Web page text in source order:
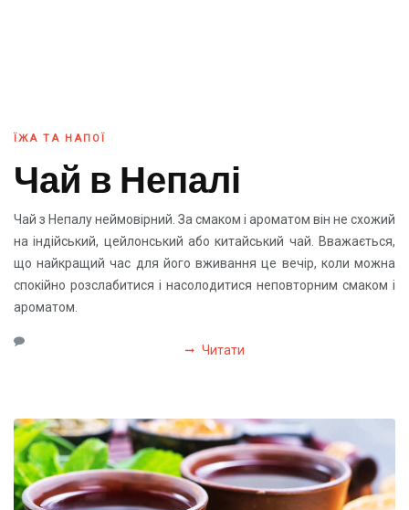
ЇЖА ТА НАПОЇ
Чай в Непалі
Чай з Непалу неймовірний. За смаком і ароматом він не схожий
на індійський, цейлонський або китайський чай. Вважається,
що найкращий час для його вживання це вечір, коли можна
спокійно розслабитися і насолодитися неповторним смаком і
ароматом.
Читати